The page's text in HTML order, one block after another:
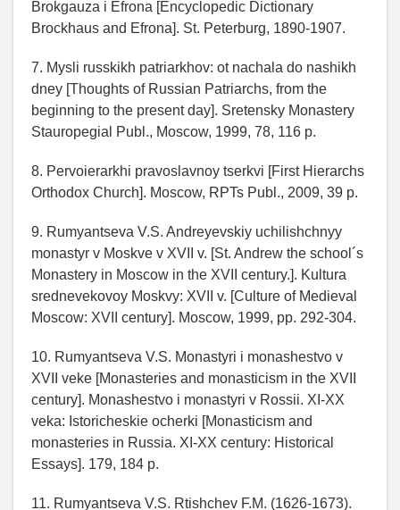
Brokgauza i Efrona [Encyclopedic Dictionary
Brockhaus and Efrona]. St. Peterburg, 1890-1907.
7. Mysli russkikh patriarkhov: ot nachala do nashikh
dney [Thoughts of Russian Patriarchs, from the
beginning to the present day]. Sretensky Monastery
Stauropegial Publ., Moscow, 1999, 78, 116 p.
8. Pervoierarkhi pravoslavnoy tserkvi [First Hierarchs
Orthodox Church]. Moscow, RPTs Publ., 2009, 39 p.
9. Rumyantseva V.S. Andreyevskiy uchilishchnyy
monastyr v Moskve v XVII v. [St. Andrew the school´s
Monastery in Moscow in the XVII century.]. Kultura
srednevekovoy Moskvy: XVII v. [Culture of Medieval
Moscow: XVII century]. Moscow, 1999, pp. 292-304.
10. Rumyantseva V.S. Monastyri i monashestvo v
XVII veke [Monasteries and monasticism in the XVII
century]. Monashestvo i monastyri v Rossii. XI-XX
veka: Istoricheskie ocherki [Monasticism and
monasteries in Russia. XI-XX century: Historical
Essays]. 179, 184 p.
11. Rumyantseva V.S. Rtishchev F.M. (1626-1673).